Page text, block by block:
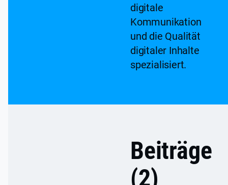
digitale
Kommunikation
und die Qualität
digitaler Inhalte
spezialisiert.
Beiträge
(2)